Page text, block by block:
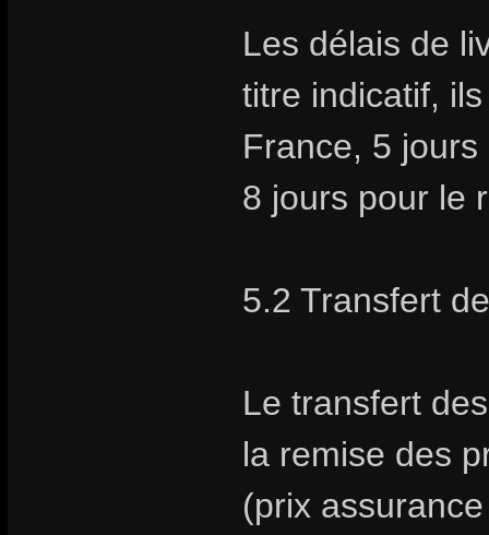
Les délais de
titre indicatif,
France, 5
8 jours pour le
5.2 Transfert
Le transfert
la remise des
(prix